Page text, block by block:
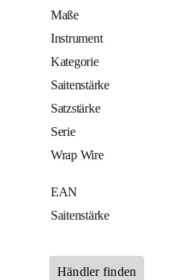
Maße
Instrument
Kategorie
Saitenstärke
Satzstärke
Serie
Wrap Wire
EAN
Saitenstärke
Händler finden